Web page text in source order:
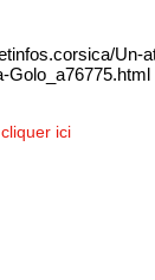
Un-
Golo_a76775.html
ici